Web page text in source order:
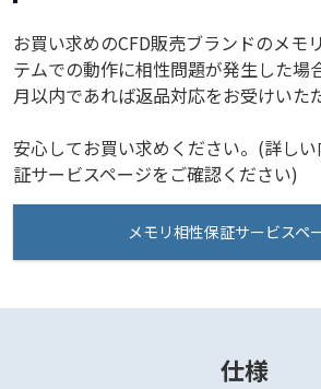
お買い求めのCFD販売ブランドのメモ
テムでの動作に相性問題が発生した場
月以内であれば返品対応をお受けいた
安心してお買い求めください。(詳し
証サービスページをご確認ください)
メモリ相性保証サービスペ
仕様